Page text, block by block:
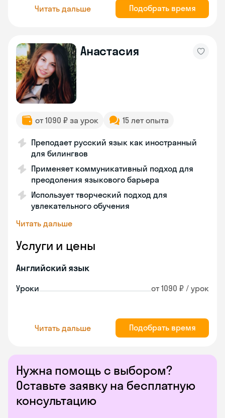
Нужна помощь с выбором?
Оставьте заявку на бесплатную
консультацию
Читать дальше Подобрать время
Анастасия
от 1090 ₽ за урок 15 лет опыта
Преподает русский язык как иностранный
для билингвов
Применяет коммуникативный подход для
преодоления языкового барьера
Использует творческий подход для
увлекательного обучения
Читать дальше
Услуги и цены
Английский язык
Уроки от 1090 ₽ / урок
Читать дальше Подобрать время